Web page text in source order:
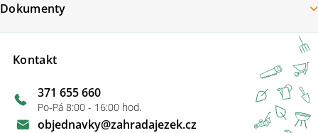
Kontakt
objednavky@zahradajezek.cz
371 655 660
Po-Pá 8:00 - 16:00 hod.
Dokumenty